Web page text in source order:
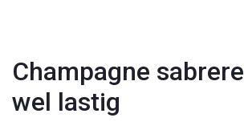
Champagne
wel lastig